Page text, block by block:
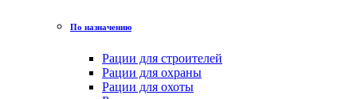
По назначению
Рации для строителей
Рации для охраны
Рации для охоты